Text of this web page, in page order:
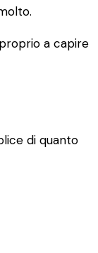
a capire
di quanto